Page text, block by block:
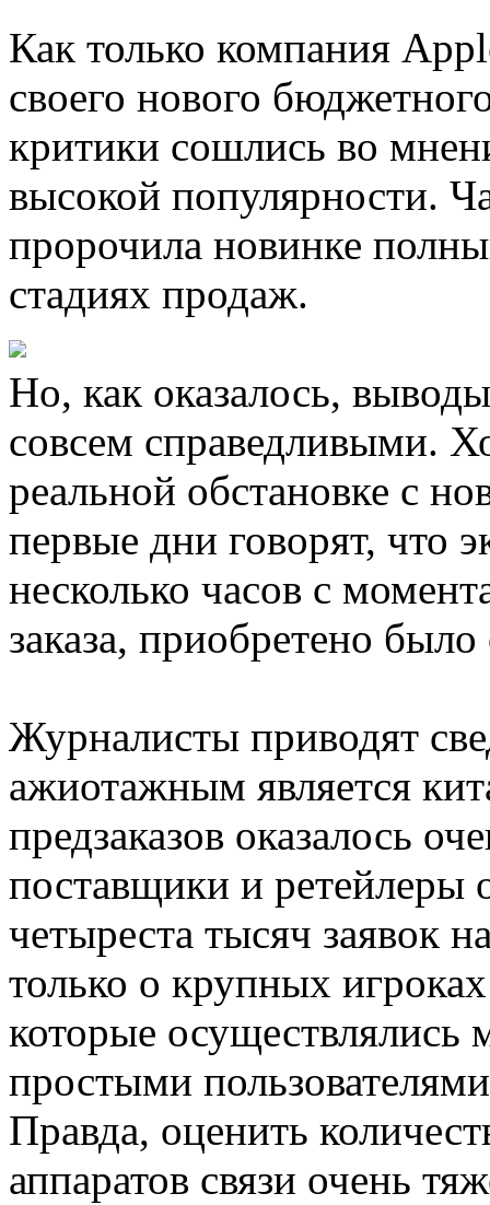
Как только компания
своего нового
критики сошлись во
высокой популярности.
пророчила новинке
стадиях продаж.
Но, как оказалось,
совсем справедливыми.
реальной обстановке с
первые дни говорят, что
несколько часов с
заказа, приобретено
Журналисты приводят
ажиотажным является
предзаказов оказалось
поставщики и
четыреста тысяч заявок
только о крупных
которые осуществлялись
простыми
Правда, оценить
аппаратов связи очень